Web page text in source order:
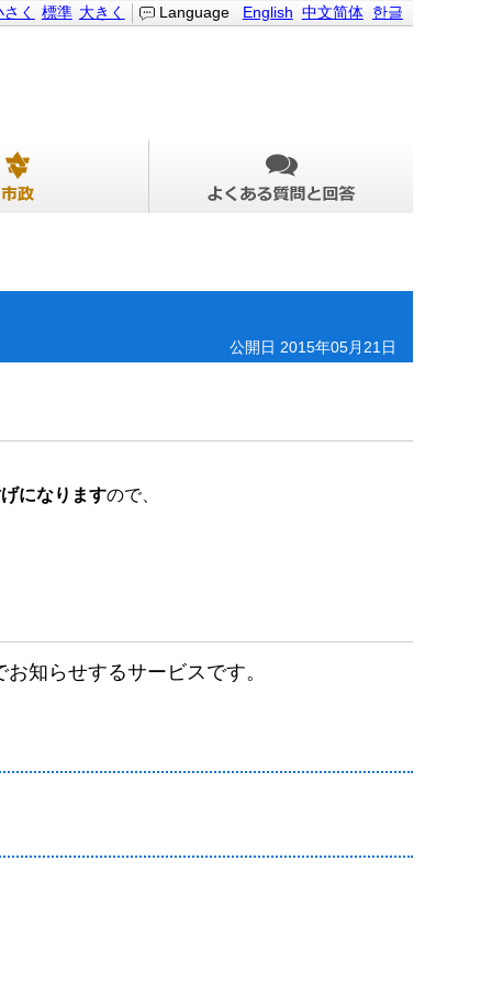
Language English 中文简体 한글
く 標準 大きく
公開日 2015年05月21日
になりますので、
知らせするサービスです。